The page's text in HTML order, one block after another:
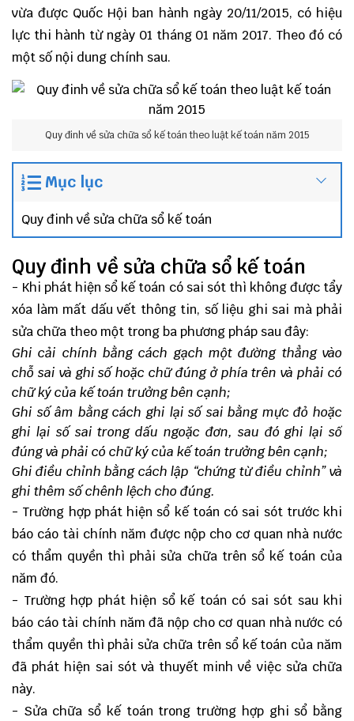
vừa được Quốc Hội ban hành ngày 20/11/2015, có hiệu
lực thi hành từ ngày 01 tháng 01 năm 2017. Theo đó có
một số nội dung chính sau.
Quy đinh về sửa chữa sổ kế toán theo luật kế toán năm 2015
Mục lục
Quy đinh về sửa chữa sổ kế toán
Quy đinh về sửa chữa sổ kế toán
- Khi phát hiện sổ kế toán có sai sót thì không được tẩy
xóa làm mất dấu vết thông tin, số liệu ghi sai mà phải
sửa chữa theo một trong ba phương pháp sau đây:
Ghi cải chính bằng cách gạch một đường thẳng vào
chỗ sai và ghi số hoặc chữ đúng ở phía trên và phải có
chữ ký của kế toán trưởng bên cạnh;
Ghi số âm bằng cách ghi lại số sai bằng mực đỏ hoặc
ghi lại số sai trong dấu ngoặc đơn, sau đó ghi lại số
đúng và phải có chữ ký của kế toán trưởng bên cạnh;
Ghi điều chỉnh bằng cách lập “chứng từ điều chỉnh” và
ghi thêm số chênh lệch cho đúng.
- Trường hợp phát hiện sổ kế toán có sai sót trước khi
báo cáo tài chính năm được nộp cho cơ quan nhà nước
có thẩm quyền thì phải sửa chữa trên sổ kế toán của
năm đó.
- Trường hợp phát hiện sổ kế toán có sai sót sau khi
báo cáo tài chính năm đã nộp cho cơ quan nhà nước có
thẩm quyền thì phải sửa chữa trên sổ kế toán của năm
đã phát hiện sai sót và thuyết minh về việc sửa chữa
này.
- Sửa chữa sổ kế toán trong trường hợp ghi sổ bằng